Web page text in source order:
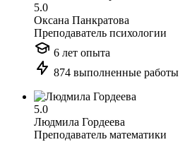
5.0
Оксана Панкратова
Преподаватель психологии
6 лет опыта
874 выполненные работы
5.0
Людмила Гордеева
Преподаватель математики